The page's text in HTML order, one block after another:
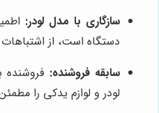
سازگاری با مدل لودر:
دستگاه است، از
سابقه فروشنده: فروشنده
لودر و لوازم یدکی را